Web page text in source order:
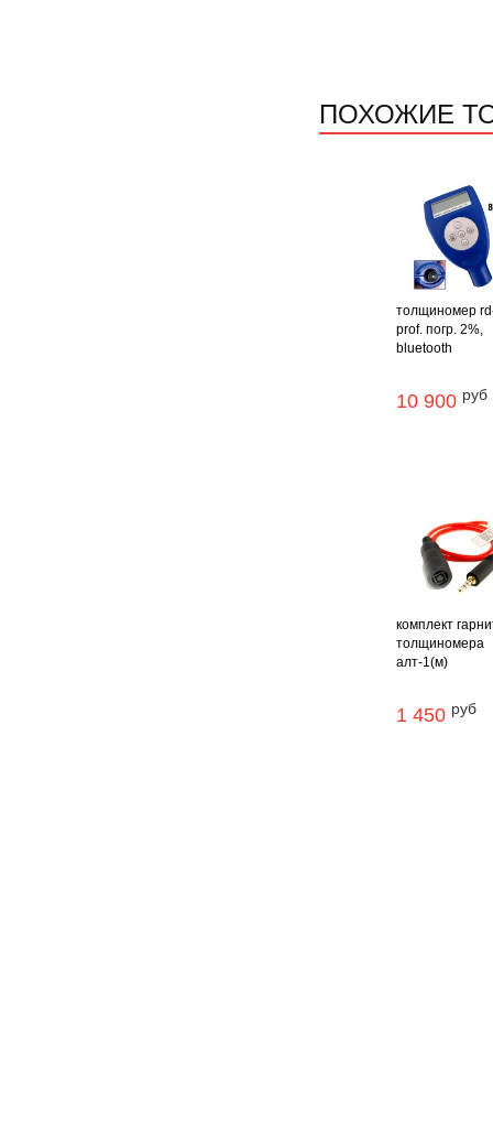
ПОХОЖИЕ
толщиномер
prof. погр. 2%,
bluetooth
10 900 руб
комплект
толщиномера
алт-1(м)
1 450 руб